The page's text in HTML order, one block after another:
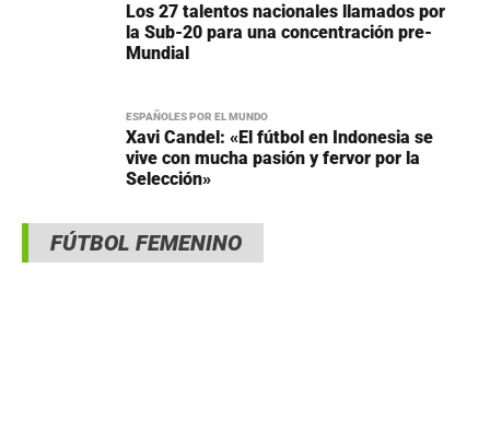
Los 27 talentos nacionales llamados por
la Sub-20 para una concentración pre-
Mundial
ESPAÑOLES POR EL MUNDO
Xavi Candel: «El fútbol en Indonesia se
vive con mucha pasión y fervor por la
Selección»
FÚTBOL FEMENINO